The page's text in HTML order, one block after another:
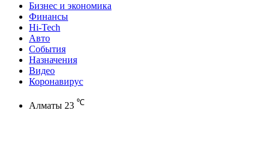
Бизнес и экономика
Финансы
Hi-Tech
Авто
События
Назначения
Видео
Коронавирус
Алматы 23 ℃